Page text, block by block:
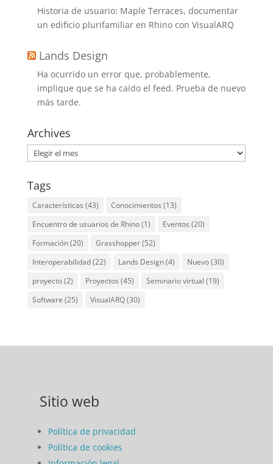
Historia de usuario: Maple Terraces, documentar
un edificio plurifamiliar en Rhino con VisualARQ
Lands Design
Ha ocurrido un error que, probablemente,
implique que se ha caído el feed. Prueba de nuevo
más tarde.
Archives
Archives
Tags
Características (43) Conocimientos (13)
Encuentro de usuarios de Rhino(1) Eventos (20)
Formación(20) Grasshopper(52)
Interoperabilidad(22) Lands Design(4) Nuevo(30)
proyecto(2) Proyectos (45) Seminario virtual (19)
Software (25) VisualARQ(30)
Sitio web
Política de privacidad
Política de cookies